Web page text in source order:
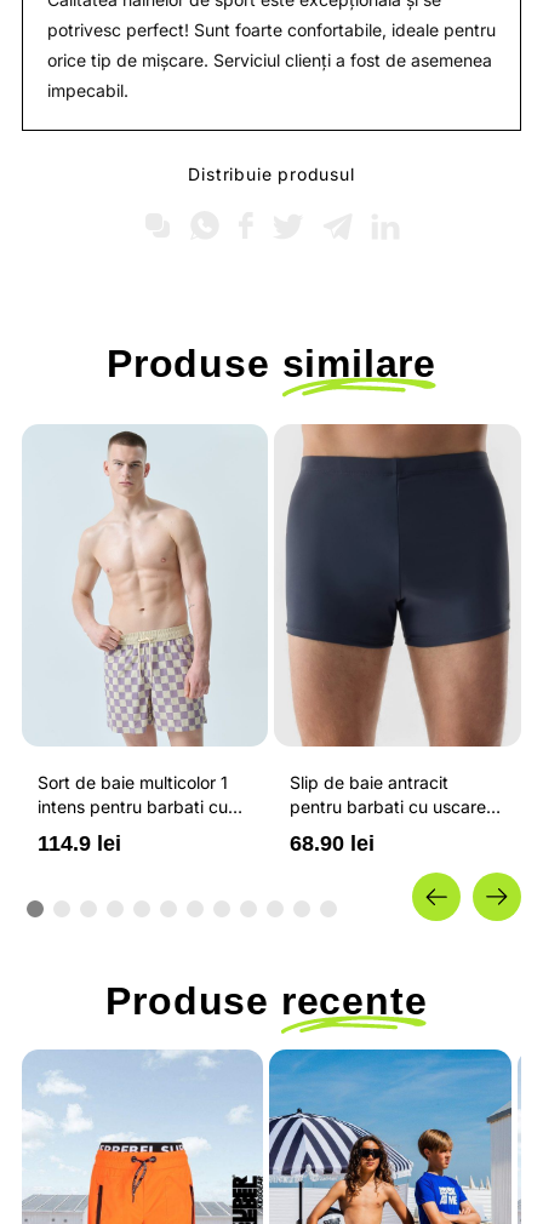
potrivesc perfect! Sunt foarte confortabile, ideale pentru
orice tip de mișcare. Serviciul clienți a fost de asemenea
impecabil.
Distribuie produsul
Produse similare
Sort de baie multicolor 1
intens pentru barbati cu
croiala oversize si snur
reglabil in talie OUTHORN
114.9 lei
Slip de baie antracit
pentru barbati cu uscare
rapida si snur reglabil 4F
68.90 lei
Produse recente